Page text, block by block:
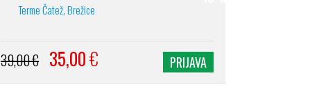
Terme Čatež, Brežice
39,00 € 35,00€ PRIJAVA